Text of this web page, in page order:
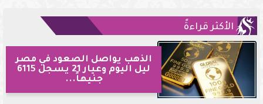
الأكثر قراءةً
الذهب يواصل الصعود في مصر
ليل اليوم وعيار 21 يسجل 6115
جنيهاً...